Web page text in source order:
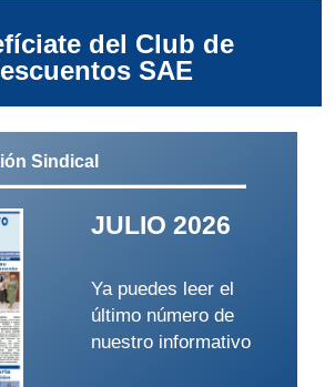
del Club de
SAE
Sindical
JULIO 2026
Ya puedes leer el
último número de
nuestro informativo